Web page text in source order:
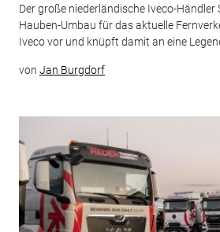
Der große niederländische Iveco-Händler
Hauben-Umbau für das aktuelle
Iveco vor und knüpft damit an eine
von Jan Burgdorf